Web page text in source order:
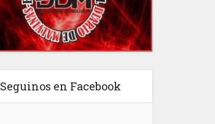
Seguinos en Facebook